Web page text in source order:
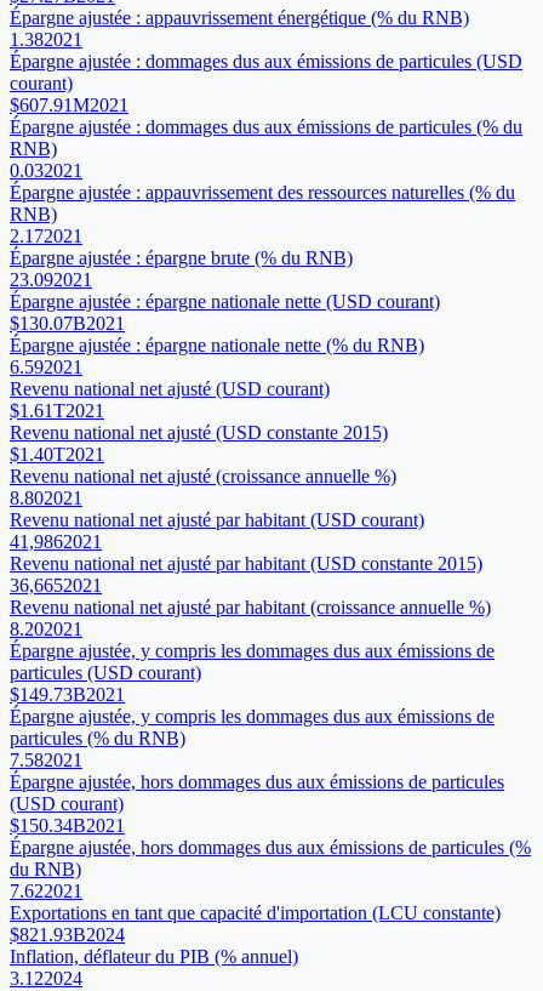
Épargne ajustée : appauvrissement énergétique (% du RNB)
1.382021
Épargne ajustée : dommages dus aux émissions de particules (USD
courant)
$607.91M2021
Épargne ajustée : dommages dus aux émissions de particules (% du
RNB)
0.032021
Épargne ajustée : appauvrissement des ressources naturelles (% du
RNB)
2.172021
Épargne ajustée : épargne brute (% du RNB)
23.092021
Épargne ajustée : épargne nationale nette (USD courant)
$130.07B2021
Épargne ajustée : épargne nationale nette (% du RNB)
6.592021
Revenu national net ajusté (USD courant)
$1.61T2021
Revenu national net ajusté (USD constante 2015)
$1.40T2021
Revenu national net ajusté (croissance annuelle %)
8.802021
Revenu national net ajusté par habitant (USD courant)
41,9862021
Revenu national net ajusté par habitant (USD constante 2015)
36,6652021
Revenu national net ajusté par habitant (croissance annuelle %)
8.202021
Épargne ajustée, y compris les dommages dus aux émissions de
particules (USD courant)
$149.73B2021
Épargne ajustée, y compris les dommages dus aux émissions de
particules (% du RNB)
7.582021
Épargne ajustée, hors dommages dus aux émissions de particules
(USD courant)
$150.34B2021
Épargne ajustée, hors dommages dus aux émissions de particules (%
du RNB)
7.622021
Exportations en tant que capacité d'importation (LCU constante)
$821.93B2024
Inflation, déflateur du PIB (% annuel)
3.122024